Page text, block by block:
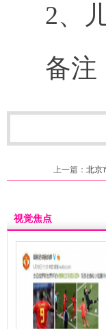
2、
备注
上一篇： 北京
视觉焦点